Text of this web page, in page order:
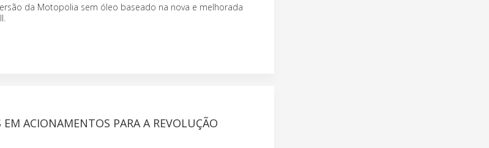
da Motopolia sem óleo baseado na nova e melhorada
ACIONAMENTOS PARA A REVOLUÇÃO